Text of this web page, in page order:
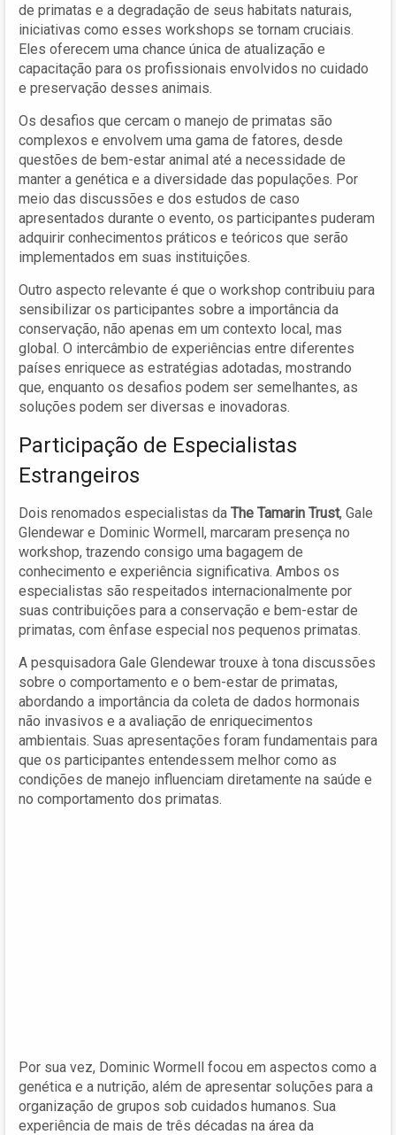
de primatas e a degradação de seus habitats naturais,
iniciativas como esses workshops se tornam cruciais.
Eles oferecem uma chance única de atualização e
capacitação para os profissionais envolvidos no cuidado
e preservação desses animais.
Os desafios que cercam o manejo de primatas são
complexos e envolvem uma gama de fatores, desde
questões de bem-estar animal até a necessidade de
manter a genética e a diversidade das populações. Por
meio das discussões e dos estudos de caso
apresentados durante o evento, os participantes puderam
adquirir conhecimentos práticos e teóricos que serão
implementados em suas instituições.
Outro aspecto relevante é que o workshop contribuiu para
sensibilizar os participantes sobre a importância da
conservação, não apenas em um contexto local, mas
global. O intercâmbio de experiências entre diferentes
países enriquece as estratégias adotadas, mostrando
que, enquanto os desafios podem ser semelhantes, as
soluções podem ser diversas e inovadoras.
Participação de Especialistas
Estrangeiros
Dois renomados especialistas da The Tamarin Trust, Gale
Glendewar e Dominic Wormell, marcaram presença no
workshop, trazendo consigo uma bagagem de
conhecimento e experiência significativa. Ambos os
especialistas são respeitados internacionalmente por
suas contribuições para a conservação e bem-estar de
primatas, com ênfase especial nos pequenos primatas.
A pesquisadora Gale Glendewar trouxe à tona discussões
sobre o comportamento e o bem-estar de primatas,
abordando a importância da coleta de dados hormonais
não invasivos e a avaliação de enriquecimentos
ambientais. Suas apresentações foram fundamentais para
que os participantes entendessem melhor como as
condições de manejo influenciam diretamente na saúde e
no comportamento dos primatas.
Por sua vez, Dominic Wormell focou em aspectos como a
genética e a nutrição, além de apresentar soluções para a
organização de grupos sob cuidados humanos. Sua
experiência de mais de três décadas na área da